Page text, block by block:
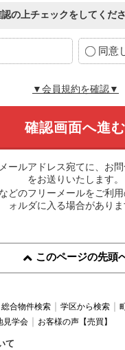
の上チェックをしてくだ
同意
▼会員規約を確認▼
ールアドレス宛てに、お
をお送りいたします。
どのフリーメールをご利
ォルダに入る場合がありま
このページの先頭
総合物件検索 学区から検索
見学会 お客様の声【売買】
て